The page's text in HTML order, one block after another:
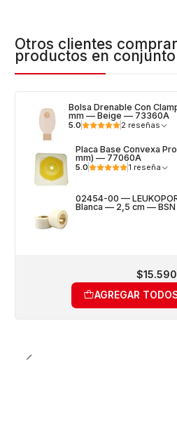
Otros clientes
productos en conjunto
Bolsa Drenable Con
mm — Beige — 73360A
5.0 2 reseñas
Placa Base Convexa
mm) — 77060A
5.0 1 reseña
02454-00 —
Blanca — 2,5 cm — BSN
$15.590
AGREGAR